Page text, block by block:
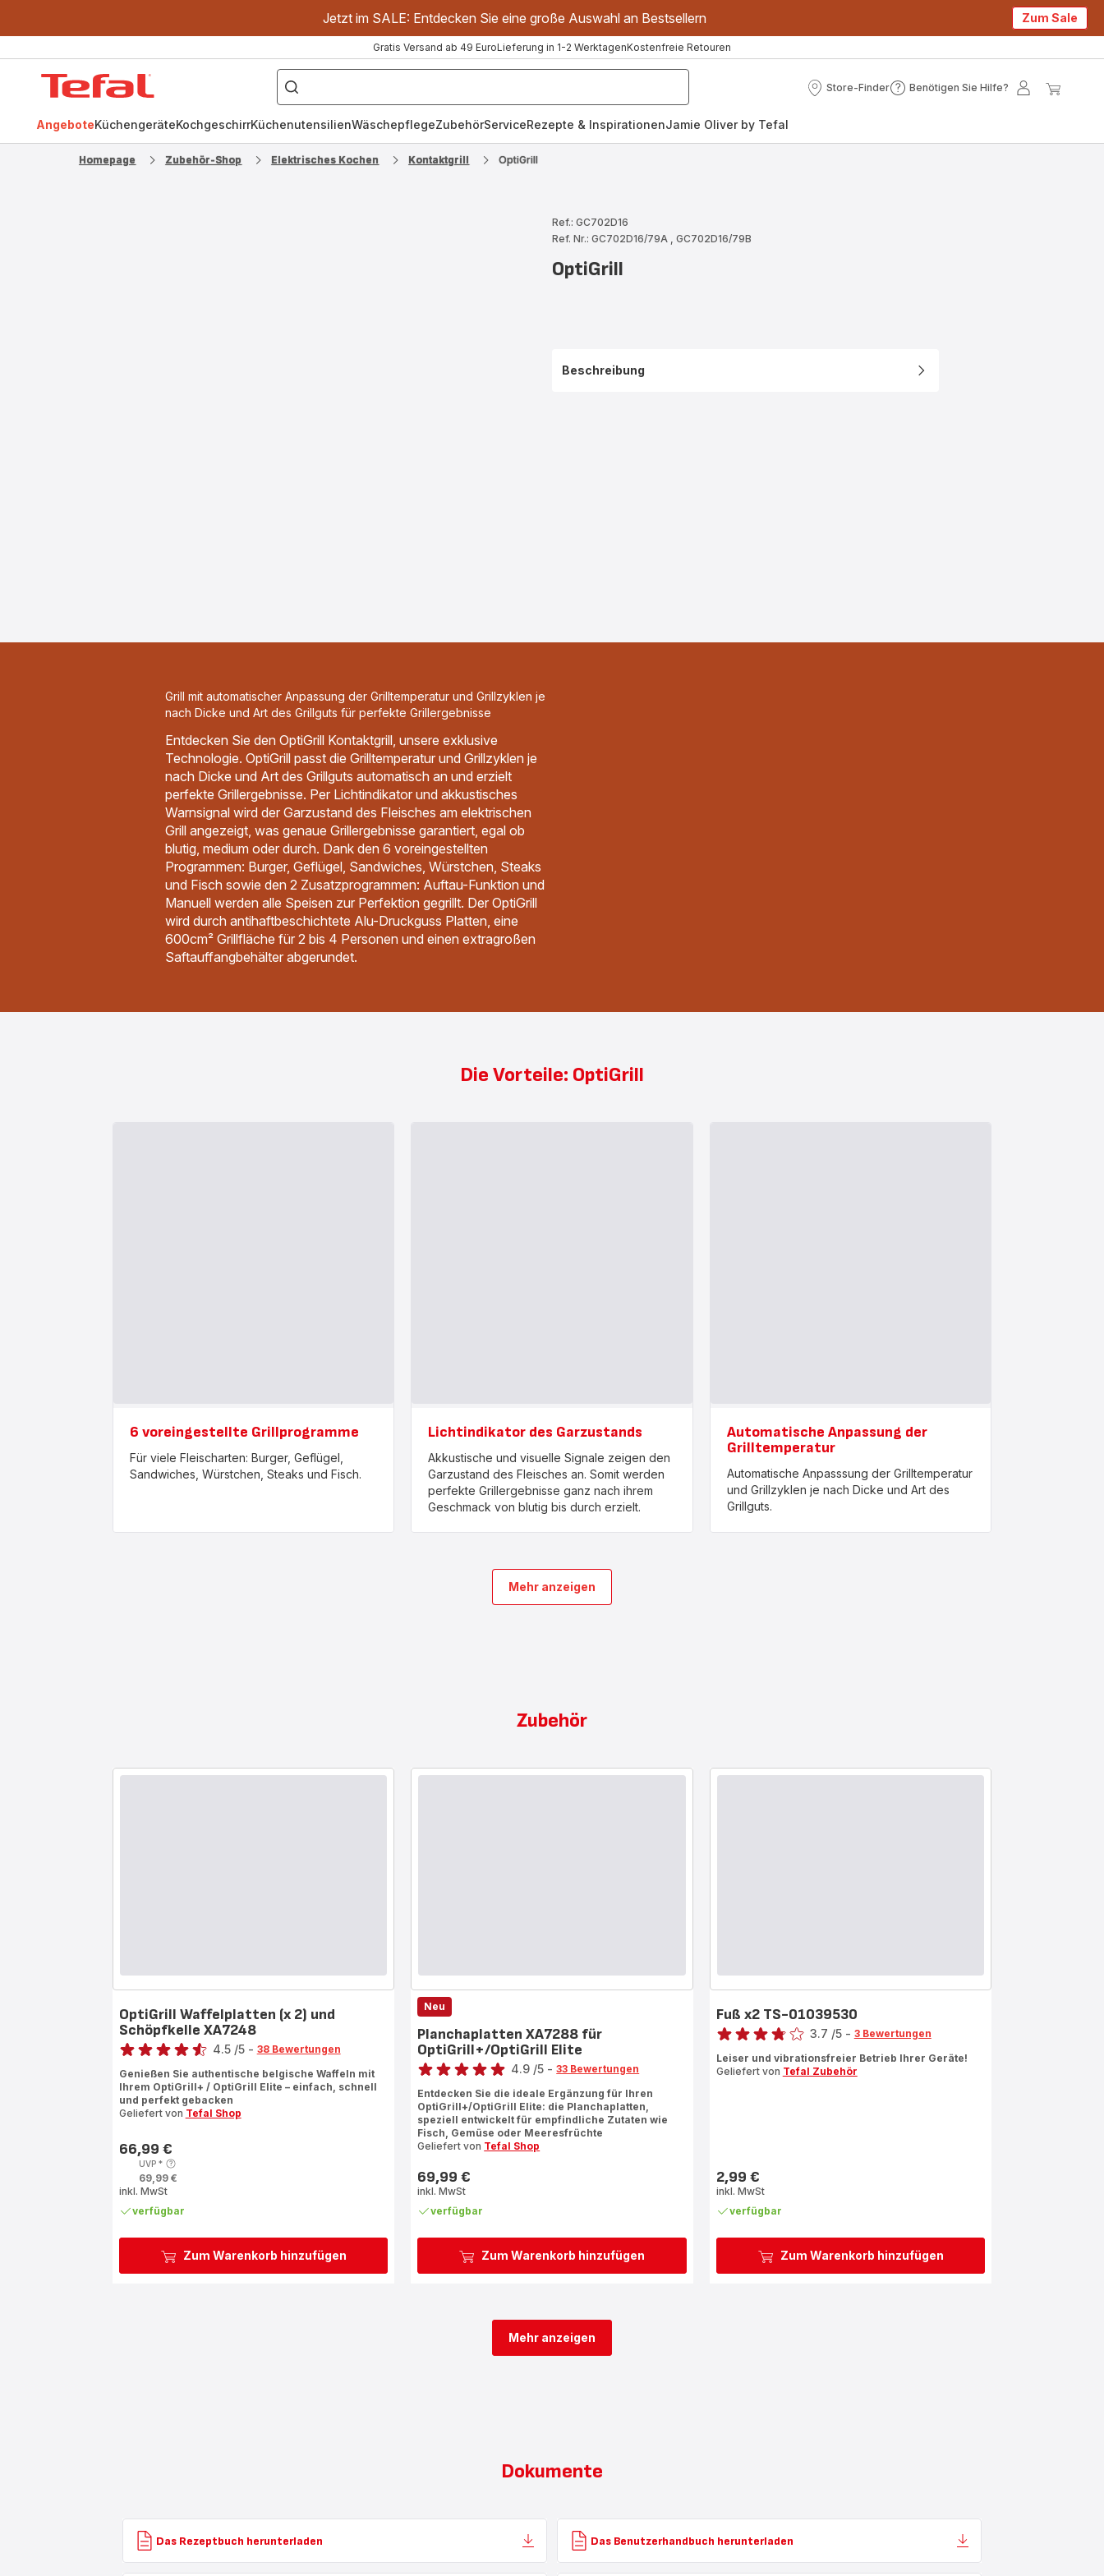
Jetzt im SALE: Entdecken Sie eine große Auswahl an Bestsellern Zum Sale
Gratis Versand ab 49 EuroLieferung in 1-2 WerktagenKostenfreie Retouren
["OptiGrill","Easy
Fry","Pfanne"]
Store-Finder
Store-
Benötigen Sie Hilfe?
Benötigen
Mein
AngeboteKüchengeräteKochgeschirrKüchenutensilienWäschepflegeZubehörServiceRezepte & InspirationenJamie Oliver by Tefal
Homepage Zubehör-Shop Elektrisches Kochen Kontaktgrill OptiGrill
Ref.: GC702D16
Ref. Nr.: GC702D16/79A , GC702D16/79B
OptiGrill
Beschreibung
Grill mit automatischer Anpassung der Grilltemperatur und Grillzyklen je
nach Dicke und Art des Grillguts für perfekte Grillergebnisse
Entdecken Sie den OptiGrill Kontaktgrill, unsere exklusive
Technologie. OptiGrill passt die Grilltemperatur und Grillzyklen je
nach Dicke und Art des Grillguts automatisch an und erzielt
perfekte Grillergebnisse. Per Lichtindikator und akkustisches
Warnsignal wird der Garzustand des Fleisches am elektrischen
Grill angezeigt, was genaue Grillergebnisse garantiert, egal ob
blutig, medium oder durch. Dank den 6 voreingestellten
Programmen: Burger, Geflügel, Sandwiches, Würstchen, Steaks
und Fisch sowie den 2 Zusatzprogrammen: Auftau-Funktion und
Manuell werden alle Speisen zur Perfektion gegrillt. Der OptiGrill
wird durch antihaftbeschichtete Alu-Druckguss Platten, eine
600cm² Grillfläche für 2 bis 4 Personen und einen extragroßen
Saftauffangbehälter abgerundet.
Die Vorteile: OptiGrill
6 voreingestellte Grillprogramme
Für viele Fleischarten: Burger, Geflügel,
Sandwiches, Würstchen, Steaks und Fisch.
Lichtindikator des Garzustands
Akkustische und visuelle Signale zeigen den
Garzustand des Fleisches an. Somit werden
perfekte Grillergebnisse ganz nach ihrem
Geschmack von blutig bis durch erzielt.
Automatische Anpassung der
Grilltemperatur
Automatische Anpasssung der Grilltemperatur
und Grillzyklen je nach Dicke und Art des
Grillguts.
Mehr anzeigen
Zubehör
Zum Warenkorb hinzufügen
OptiGrill Waffelplatten (x 2) und
Schöpfkelle XA7248
Bewertung
4.5 /5 - 38 Bewertungen
Genießen Sie authentische belgische Waffeln mit
Ihrem OptiGrill+ / OptiGrill Elite – einfach, schnell
und perfekt gebacken
Geliefert von Tefal Shop
Preis
66,99 €
UVP*
69,99 €
inkl. MwSt
verfügbar
Zum Warenkorb hinzufügen
Neu
Planchaplatten XA7288 für
OptiGrill+/OptiGrill Elite
Bewertung
4.9 /5 - 33 Bewertungen
Entdecken Sie die ideale Ergänzung für Ihren
OptiGrill+/OptiGrill Elite: die Planchaplatten,
speziell entwickelt für empfindliche Zutaten wie
Fisch, Gemüse oder Meeresfrüchte
Geliefert von Tefal Shop
Preis
69,99 €
inkl. MwSt
verfügbar
Zum Warenkorb hinzufügen
Fuß x2 TS-01039530
Bewertung
3.7 /5 - 3 Bewertungen
Leiser und vibrationsfreier Betrieb Ihrer Geräte!
Geliefert von Tefal Zubehör
Preis
2,99 €
inkl. MwSt
verfügbar
Mehr anzeigen
Dokumente
Das Rezeptbuch herunterladen Das Benutzerhandbuch herunterladen